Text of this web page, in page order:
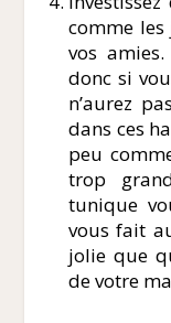
comme
vos
donc si
n’aurez
dans ces
peu
trop
tunique
vous fait
jolie que
de votre